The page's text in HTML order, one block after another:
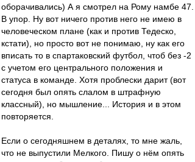
оборачивались) А я смотрел на Рому намбе 47.
В упор. Ну вот ничего против него не имею в
человеческом плане (как и против Тедеско,
кстати), но просто вот не понимаю, ну как его
вписать то в спартаковский футбол, чтоб без -2
с учетом его центрального положения и
статуса в команде. Хотя проблески дарит (вот
сегодня был опять слалом в штрафную
классный), но мышление... История и в этом
повторяется.
Если о сегодняшнем в деталях, то мне жаль,
что не выпустили Мелкого. Пишу о нём опять